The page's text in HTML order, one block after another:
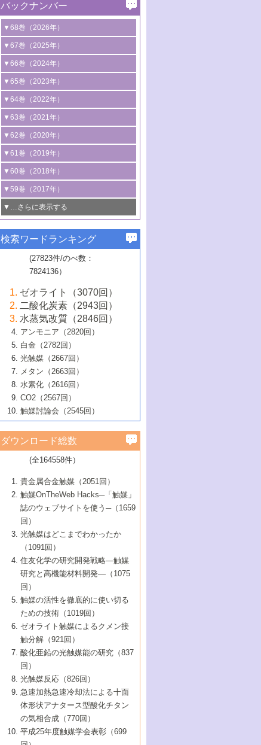
バックナンバー
▼68巻（2026年）
1号 過酸化水素合成に関する研究動向
2号 コンピューター技術により加速する
触媒開発
3号 有機分子変換やCO 資源化のための
光触媒に関する最近の研究
B号 第137回触媒討論会（2026年）
▼67巻（2025年）
1号 CO
水素化によるグリーン燃料/グリ
ーンケミカル製造
2号 水素製造のための水分解技術に関す
る最近の研究
3号 オレフィン系樹脂の精密合成に関す
る最新技術
4号 アルコール類の効率的変換を実現す
る非貴金属触媒の研究動向
5号 ゼオライトの合成と応用における研
究動向
6号 ヘテロ接合界面
B号 第135回触媒討論会（2025年）
▼66巻（2024年）
1号 低次元ナノ構造を有する触媒材料
2号 規制反応場を活用した固体触媒研究
の新展開
3号 未踏分子変換を目指した酸化触媒プ
ロセスの最前線
4号 シンクロトロン放射光および中性子
線を利用した触媒解析技術の最先端
5号 単原子触媒
6号 参照触媒委員会からのお知らせ
B号 第133回触媒討論会（2023年）
▼65巻（2023年）
1号 炭素が関わる触媒機能
2号 プラスチックケミカルリサイクルの
ための触媒技術
3号 非酸化物系金属化合物を基盤とした
触媒材料の開発
4号 格子酸素・格子酸素欠陥を利用した
触媒反応
5号 生体触媒によるエネルギー変換反応
6号 窒素とリンの循環のための触媒・機
能性材料
▼64巻（2022年）
1号 合成ガス製造とCOを用いるケミカル
ズ合成の最新動向
2号 化学品合成のための合金触媒開発
3号 CO の排出削減および有効活用のた
めの触媒技術
4号 若手による情報発信企画～とびたて
若き触媒の研究者たち～（1）
若き触媒の研究者たち～（2）
6号 石油のノーブル・ユースを志向した
触媒技術
大学：オンライン・対面開催）
▼63巻（2021年）
1号 金触媒の新展開
2号 ペロブスカイト
3号 特殊反応場を利用した触媒的分子変
換反応
4号 多孔質材料を用いた触媒の新展開
5号 情報学的手法を用いた触媒開発
6号 カーボンニュートラルに向けた電解
技術
B号 第127回触媒討論会（2021年・オン
ライン開催(Zoom)のみ）
▼62巻（2020年）
1号 触媒設計を拓く欠陥構造のキャラク
タリゼーション
2号 機能化学品製造に資するクリーンな
触媒的酸化反応
3号 水処理のための触媒化学
4号 光触媒を用いた水分解の最新の研究
動向
5号 次世代の触媒プロセスを支えるマイ
6号 メタン転換技術の最新動向
B号 第125回触媒討論会（2020年・工学
院大学）
▼61巻（2019年）
1号 物質移動制御に着目した触媒プロセ
ス開発
2号 CO2 フリー水素サプライチェーンに
関わる触媒開発動向
3号 精密高分子合成に関する最近の研究
動向
4号 バイオマス化成品製造のための触媒
5号 固体触媒による含窒素有機化合物変
換の最前線
6号 貴金属使用量低減に向けた自動車排
ガス浄化触媒の開発
B号 第123回触媒討論会（2019年・大阪
▼60巻（2018年）
1号 固体酸触媒の最新の研究動向
2号 二酸化炭素からの有用化学品合成
3号 ナノ粒子・クラスター触媒の最前線
4号 60周年記念企画
5号 進化するゼオライト合成技術
6号 非貴金属系触媒における電気化学的
B号 第121回触媒討論会（2018年・東京
大学）
▼59巻（2017年）
1号 いたるところに，触媒
最先端技術
3号 無機分離膜材料の開発と触媒反応プ
ロセスへの適用
5号 水素のふるまいを解き明かす最先端
研究
6号 低級アルカンの有効利用のための触
媒技術
B号 第119回触媒討論会（2017年・首都
大学東京）
▼…さらに表示する
1号 ユニークな構造の高分子を生み出す触
2号 リグニンからの化成品製造に向けた触
媒技術
3号 触媒研究の最先端～とびたて若き研究
者たち～（1）
4号 触媒研究の最先端～とびたて若き研究
者たち～（2）
5号 触媒研究の最先端～とびたて若き研究
者たち～（3）
6号 イオニクス材料と燃料電池・電解合成
の最新の研究動向
B号 第117回触媒討論会（2016年・大阪府
立大学）
▼57巻（2015年）
1号 水素キャリアにかかわる触媒技術の新
2号 石油精製用触媒の最近の進展
3号 固体酸化物形燃料電池（SOFC）におけ
るアノード触媒上での燃料直接改質技術
4号 コアシェル構造の制御による触媒機能
5号 工業触媒およびその周辺技術の最近の
進歩
6号 ナノシート
B号 第115回触媒討論会（2015年・成蹊大
▼56巻（2014年）
2号 光触媒反応機構に関する最新の研究動
向
開発動向
4号 人工光合成に向けた近年のアプローチ
5号 未利用熱エネルギーの有効活用に貢献
する触媒技術
6号 ポリオキソメタレート
B号 第113回触媒討論会（2014年・ロワジ
ールホテル豊橋）
1号 高耐久性燃料電池システム用触媒にお
ける新展開
2号 リビングラジカル重合の最近の動向
3号 天然ガスの化学工業的展開に関する触
媒技術
4号 貴金属触媒の精密構造制御とその活用
5号 バイオマス化成品製造のための固体触
6号 ナノ空間─吸着状態解析から新機能開拓
B号 第111回触媒討論会（2013年・関西大
▼54巻（2012年）
1号 規則性多孔体の利用技術における最近
の進歩
2号 第109回触媒討論会
3号 貴金属低減技術の最新動向
4号 貴金属代替技術の最新動向
5号 光触媒による物質変換反応の新展開
6号 グラフェン
7号 水素を利用する化成品合成の新潮流
▼53巻（2011年）
1号 金属学から見る合金触媒の新展開
2号 第107回触媒討論会
3号 触媒のその場観察法の進歩（１）
4号 触媒のその場観察法の進歩（２）
5号 不活性結合の触媒的活性化による有機
合成
6号 新しい固体酸触媒技術
7号 ゼオライト合成における最近の進歩
▼52巻（2010年）
1号 触媒の劣化対策と長寿命触媒開発
2号 第105回触媒討論会
3号 ナノ構造が拓く新機能
4号 活性サイトおよびその環境の精密な設
計による触媒の高機能化
5号 触媒を有効に使うための技術
7号 有機分子触媒による精密有機合成
8号 高機能化ポリオレフィンに向けた重合
触媒の最近の進展
1号 炭素材料－熱い注目を集める材料－
2号 第103回触媒討論会
3号 環境浄化用光触媒の現状と課題
4号 水素社会の実現に向けた水素製造・貯
蔵技術の進歩
5号 CO2が関わる触媒・材料
7号 持続可能社会実現のための触媒および
触媒関連技術
▼50巻（2008年）
1号 触媒化学と学会のこの10年，半世紀，
そして未来
2号 第101回触媒討論会
4号 錯体を利用したユニークな表面構造の
構築と機能
5号 若手会員による触媒研究の未来展望1：
企業編
6号 第102回触媒討論会
7号 触媒・化学反応における計算化学の進
8号 若手研究者による触媒研究の未来展望
2：大学・研究所編
▼49巻（2007年）
1号 含フッ素化合物の合成と触媒
2号 第99回触媒討論会
3号 実用的ファインケミカル合成プロセス
を実現する触媒
5号 こんな物質，あんな物質―新たな触媒
の可能性―
7号 『結晶の化学』を活かした触媒研究
8号 イオン液体の応用
▼48巻（2006年）
1号 固体酸触媒の最近の進歩
2号 第97回触媒討論会
3号 リビング重合触媒の最近の展開
5号 水素製造・貯蔵のための触媒技術の新
しい展開
6号 第98回触媒討論会
7号 基礎化学品製造の触媒技術
8号 多機能型リアクター
1号 最近の触媒担体とその効果
2号 第95回触媒討論会
4号 水分解用光触媒材料
5号 時間分解分光の進歩と応用
6号 第96回触媒討論会
8号 超臨界流体を用いた化学プロセスの新
▼46巻（2004年）
1号 部分酸化反応触媒の最前線
2号 第93回触媒討論会
3号 特殊エネルギー場の触媒反応
4号 生体内における金属の触媒作用
5号 ファインケミカルズの展開に寄与する
6号 第94回触媒討論会
7号 サブナノレベルでみた新しい表面現象
8号 オレフィン重合触媒の新たな展
▼45巻（2003年）
1号 なぜこの触媒が良いのか？
2号 第91回触媒討論会
3号 最近の自動車排ガス処理技術
4号 触媒研究の現状と将来─第90回触媒討論
5号 基礎化学品製造の触媒技術
6号 第92回触媒討論会
7号 基礎化学品製造の触媒技術
8号 資源の循環と触媒技術
▼44巻（2002年）
1号 高次制御された触媒の化学
2号 第89回触媒討論会
3号 触媒を利用した電気化学の新展開
4号 ナノ材料の調製と機能化
5号 こんな触媒が欲しい
6号 第90回触媒討論会
7号 触媒研究と学術雑誌/情報
8号 若い世代からみた触媒化学の現状と未
▼43巻（2001年）
1号 グリーンケミストリーと触媒
2号 第87回触媒討論会特集号
3号 生体触媒とバイオプロセス
4号 水素製造・利用の触媒化学
5号 触媒研究における新しい切り口：コン
ビナトリアルケミストリー
6号 第88回触媒討論会特集号
7号 企業における触媒研究のブレークスル
8号 この材料を触媒として使ってみません
▼42巻（2000年）
1号 触媒反応工学の明日を拓く
2号 第85回触媒討論会
3号 反応ダイナミクス
5号 触媒のおもしろさをどのように伝える
6号 第86回触媒討論会
7号 水素化精製触媒の新しい展開
8号 新しい反応性と機能性を目指した金属
クラスタ-化学
▼41巻（1999年）
1号 孔、穴、あな?-特異な空間とその利用-
2号 第83回触媒討論会
3号 均一系触媒反応最前線
4号 実用炭素材料の新展開
5号 研究の方法論を考える
7号 機能性金属材料と触媒
8号 触媒研究へのNMRの応用と展望
▼40巻（1998年）
進展と21世紀への提言/創立40周年記念・触
媒学会この10年の歩みとこれから/創立40周
2号 第81回触媒討論会
3号 計算機触媒化学へのさそい
4号 触媒劣化の制御と予測
5号 最新の実用プロセスと触媒
6号 第82回触媒討論会
7号 ナノ構造体の化学
8号 あの反応は今
1号 均一系と不均一系触媒反応-その特徴と
接点
2号 第79回触媒討論会
3号 最新NO除去触媒の実用化研究
4号 新しい反応場を目指した触媒調製
5号 反応・分離技術の新しい展開
6号 第80回触媒討論会
8号 AFMでみる世界
▼38巻（1996年）
1号 触媒の構造と触媒作用/C1化学を中心と
する21世紀への触媒
3号 オリンピックメダル:金・銀・銅はどん
な触媒作用を示すか
4号 触媒作用における機能の複合化
5号 未来を拓け！若手研究者
6号 第78回触媒討論会
7号 ダイナミックな領域への触媒研究の展
開/C1化学を中心とする21世紀への触媒
▼37巻（1995年）
1号 ファインケミカルズと固体触媒
2号 第75回触媒討論会
3号 希土類を利用した触媒
4号 触媒とリサイクル
5号 エネルギー変換触媒
6号 第76回触媒討論会
7号 表面吸着相の新しい展開
8号 マイクロポーラス・クリスタル触媒の
▼36巻（1994年）
1号 電気化学と触媒
2号 第73回触媒討論会
3号 C4化学の展開
4号 《通常号》
5号 《通常号》
6号 第74回触媒討論会
▼35巻（1993年）
1号 工業触媒開発マニュアル―探索から工
業化まで
2号 第71回触媒討論会
3号 研究開発のうらおもて―着想と展開
4号 触媒劣化と寿命の予測
5号 環境に優しい触媒
▼34巻（1992年）
1号 インパクトを与えたこの研究
2号 第69回触媒討論会
3号 ケミカルズ合成触媒―新しい展開と応
▼33巻（1991年）
1号 触媒プロセス開発マニュアル―探索か
ら工業化まで，知っておきたいこと PartII
2号 第67回触媒討論会
▼32巻（1990年）
1号 21世紀に向けて触媒研究の飛躍をめざ
す―触媒化学の裾野を広げよう
2号 第65回触媒討論会
▼31巻（1989年）
1号 情報科学と反応設計・材料設計
▼30巻（1988年）
検索ワードランキング
(27823件/のべ数：
7824136）
ゼオライト（3070回）
二酸化炭素（2943回）
水蒸気改質（2846回）
アンモニア（2820回）
白金（2782回）
光触媒（2667回）
メタン（2663回）
水素化（2616回）
CO2（2567回）
触媒討論会（2545回）
ダウンロード総数
(全164558件）
貴金属合金触媒（2051回）
触媒OnTheWeb Hacks─「触媒」
誌のウェブサイトを使う─（1659
回）
光触媒はどこまでわかったか
（1091回）
住友化学の研究開発戦略―触媒
研究と高機能材料開発―（1075
回）
触媒の活性を徹底的に使い切る
ための技術（1019回）
ゼオライト触媒によるクメン接
触分解（921回）
酸化亜鉛の光触媒能の研究（837
回）
光触媒反応（826回）
急速加熱急速冷却法による十面
体形状アナタース型酸化チタン
の気相合成（770回）
平成25年度触媒学会表彰（699